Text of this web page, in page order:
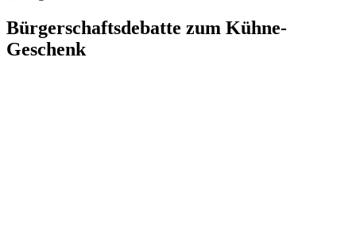
Bürgerschaftsdebatte zum Kühne-
Geschenk